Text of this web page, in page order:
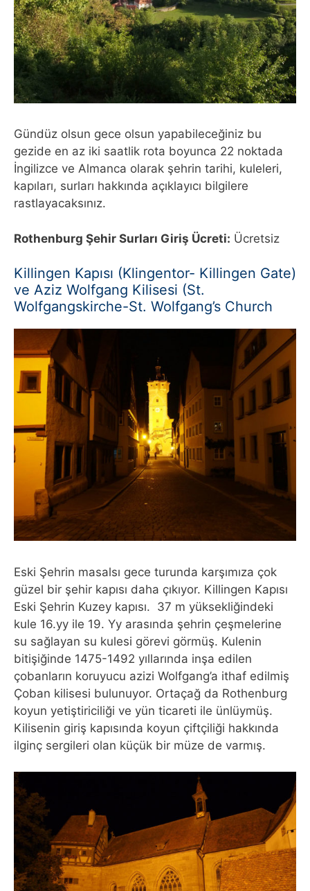
Gündüz olsun gece olsun yapabileceğiniz bu
gezide en az iki saatlik rota boyunca 22 noktada
İngilizce ve Almanca olarak şehrin tarihi, kuleleri,
kapıları, surları hakkında açıklayıcı bilgilere
rastlayacaksınız.
Rothenburg Şehir Surları Giriş Ücreti: Ücretsiz
Killingen Kapısı (Klingentor- Killingen Gate)
ve Aziz Wolfgang Kilisesi (St.
Wolfgangskirche-St. Wolfgang’s Church
Eski Şehrin masalsı gece turunda karşımıza çok
güzel bir şehir kapısı daha çıkıyor. Killingen Kapısı
Eski Şehrin Kuzey kapısı. 37 m yüksekliğindeki
kule 16.yy ile 19. Yy arasında şehrin çeşmelerine
su sağlayan su kulesi görevi görmüş. Kulenin
bitişiğinde 1475-1492 yıllarında inşa edilen
çobanların koruyucu azizi Wolfgang’a ithaf edilmiş
Çoban kilisesi bulunuyor. Ortaçağ da Rothenburg
koyun yetiştiriciliği ve yün ticareti ile ünlüymüş.
Kilisenin giriş kapısında koyun çiftçiliği hakkında
ilginç sergileri olan küçük bir müze de varmış.